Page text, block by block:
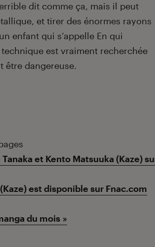
dit comme ça, mais il peut
et tirer des énormes rayons
enfant qui s’appelle En qui
est vraiment recherchée
être dangereuse.
et Kento Matsuuka (Kaze)
est disponible sur Fnac.com
du mois »